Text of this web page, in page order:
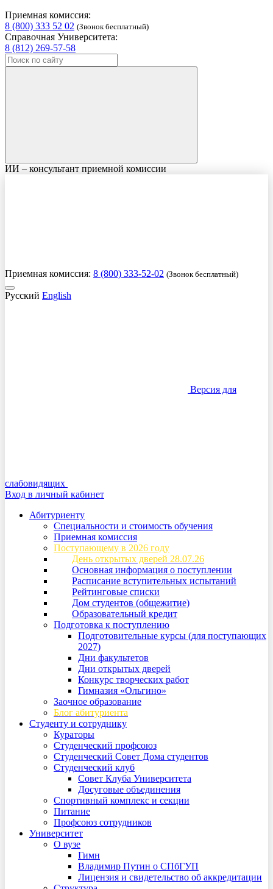
Приемная комиссия:
8 (800) 333 52 02 (Звонок бесплатный)
Справочная Университета:
8 (812) 269-57-58
ИИ – консультант приемной комиссии
Приемная комиссия: 8 (800) 333-52-02 (Звонок бесплатный)
Русский English
Версия для
слабовидящих
Вход в личный кабинет
Абитуриенту
Специальности и стоимость обучения
Приемная комиссия
Поступающему в 2026 году
День открытых дверей 28.07.26
Основная информация о поступлении
Расписание вступительных испытаний
Рейтинговые списки
Дом студентов (общежитие)
Образовательный кредит
Подготовка к поступлению
Подготовительные курсы (для поступающих
2027)
Дни факультетов
Дни открытых дверей
Конкурс творческих работ
Гимназия «Ольгино»
Заочное образование
Блог абитуриента
Студенту и сотруднику
Кураторы
Студенческий профсоюз
Студенческий Совет Дома студентов
Студенческий клуб
Совет Клуба Университета
Досуговые объединения
Спортивный комплекс и секции
Питание
Профсоюз сотрудников
Университет
О вузе
Гимн
Владимир Путин о СПбГУП
Лицензия и свидетельство об аккредитации